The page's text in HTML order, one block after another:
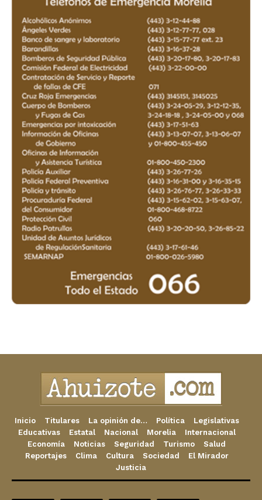
Inicio Titulares La opinión de… Política
Legislativas
Educativas
Estatal Nacional Morelia
Internacional
Economía
Noticias Seguridad Turismo
Salud
Reportajes
Clima Cultura Sociedad
El Mirador
Justicia